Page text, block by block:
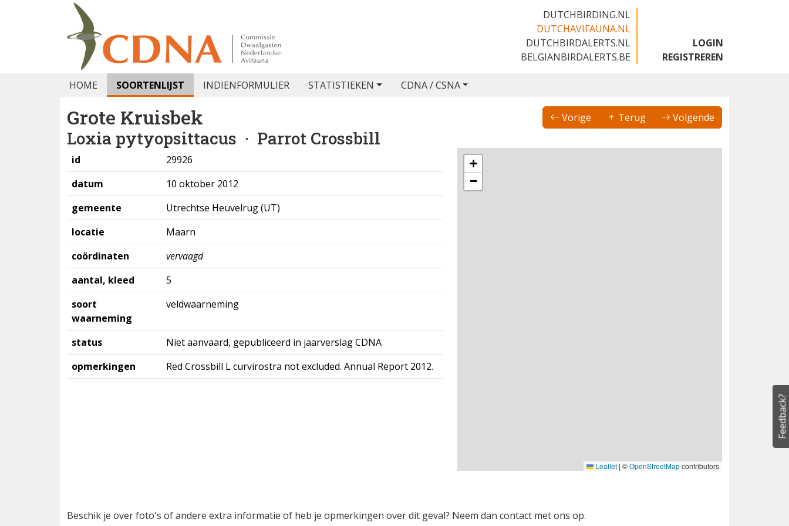
DUTCHBIRDING.NL
DUTCHAVIFAUNA.NL
DUTCHBIRDALERTS.NL
BELGIANBIRDALERTS.BE
LOGIN
REGISTREREN
HOME SOORTENLIJST INDIENFORMULIER STATISTIEKEN CDNA / CSNA
Grote Kruisbek
Loxia pytyopsittacus · Parrot Crossbill
Vorige Terug Volgende
id
29926
datum
10 oktober 2012
gemeente
Utrechtse Heuvelrug (UT)
locatie
Maarn
coördinaten
vervaagd
aantal, kleed
5
soort
waarneming
veldwaarneming
status
Niet aanvaard, gepubliceerd in jaarverslag CDNA
opmerkingen
Red Crossbill L curvirostra not excluded. Annual Report 2012.
+
−
Leaflet | ©OpenStreetMapcontributors
Beschik je over foto's of andere extra informatie of heb je opmerkingen over dit geval? Neem dan contact met ons op.
Feedback?